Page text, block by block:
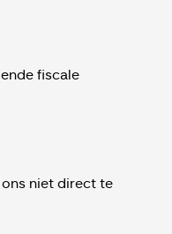
fiscale
niet direct te